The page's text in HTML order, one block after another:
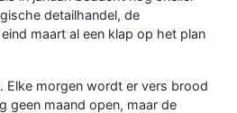
detailhandel, de
maart al een klap op het plan
Elke morgen wordt er vers brood
geen maand open, maar de